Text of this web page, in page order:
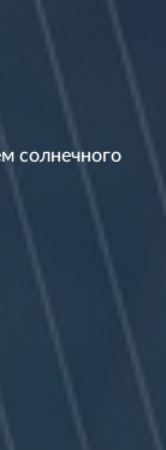
солнечного